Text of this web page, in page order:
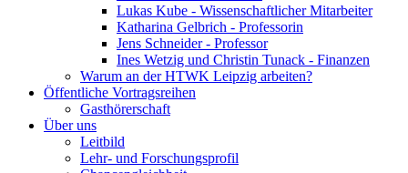
Lukas Kube - Wissenschaftlicher Mitarbeiter
Katharina Gelbrich - Professorin
Jens Schneider - Professor
Ines Wetzig und Christin Tunack - Finanzen
Warum an der HTWK Leipzig arbeiten?
Öffentliche Vortragsreihen
Gasthörerschaft
Über uns
Leitbild
Lehr- und Forschungsprofil